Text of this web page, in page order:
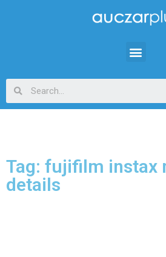
Tag: fujifilm instax
details